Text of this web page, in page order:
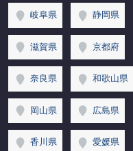
岐阜県 静岡県
滋賀県 京都府
奈良県 和歌山県
岡山県 広島県
香川県 愛媛県